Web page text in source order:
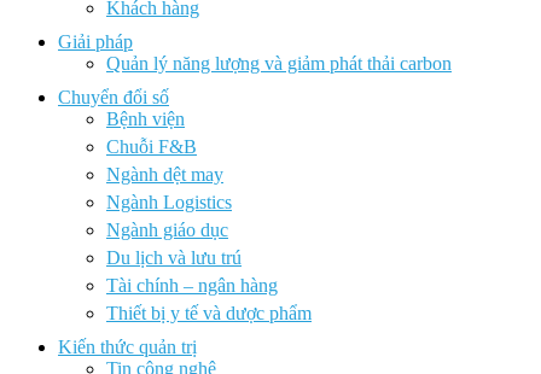
Khách hàng
Giải pháp
Quản lý năng lượng và giảm phát thải carbon
Chuyển đổi số
Bệnh viện
Chuỗi F&B
Ngành dệt may
Ngành Logistics
Ngành giáo dục
Du lịch và lưu trú
Tài chính – ngân hàng
Thiết bị y tế và dược phẩm
Kiến thức quản trị
Tin công nghệ